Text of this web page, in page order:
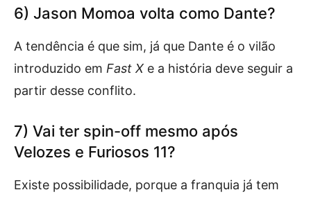
6) Jason Momoa volta como Dante?
A tendência é que sim, já que Dante é o vilão
introduzido em Fast X e a história deve seguir a
partir desse conflito.
7) Vai ter spin-off mesmo após
Velozes e Furiosos 11?
Existe possibilidade, porque a franquia já tem